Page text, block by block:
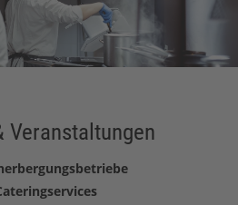
Veranstaltungen